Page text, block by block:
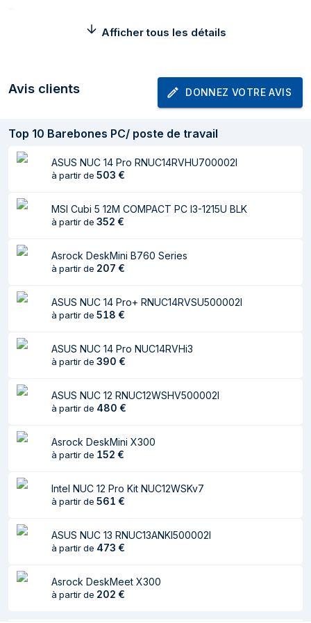
Réseau
Wifi Non
Contrôleur de
réseau local (LAN)
Dragon RTL8125BG
Connectivité
USB 2.0
de type A USB 3.2
Gen 1 (3.1 Gen 1)
Quantité de ports
HDMI
VGA (D-Sub)
Nombre de port
ethernet LAN (RJ-
de type A USB 3.2
Gen 2 (3.1 Gen 2)
Quantité de ports
de type C USB 3.2
1
Quantité de ports
USB4 Gen 2x2
1
Afficher tous les détails
Avis clients DONNEZ VOTRE AVIS
Top 10 Barebones PC/ poste de travail
ASUS NUC 14 Pro RNUC14RVHU700002I
à partir de 503 €
MSI Cubi 5 12M COMPACT PC I3-1215U BLK
à partir de 352 €
Asrock DeskMini B760 Series
à partir de 207 €
ASUS NUC 14 Pro+ RNUC14RVSU500002I
à partir de 518 €
ASUS NUC 14 Pro NUC14RVHi3
à partir de 390 €
ASUS NUC 12 RNUC12WSHV500002I
à partir de 480 €
Asrock DeskMini X300
à partir de 152 €
Intel NUC 12 Pro Kit NUC12WSKv7
à partir de 561 €
ASUS NUC 13 RNUC13ANKI500002I
à partir de 473 €
Asrock DeskMeet X300
à partir de 202 €